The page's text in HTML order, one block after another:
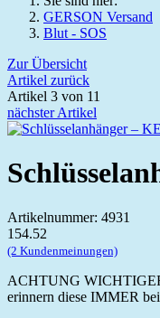
GERSON Versand
Blut - SOS
Zur Übersicht
Artikel zurück
Artikel 3 von 11
nächster Artikel
Artikelnummer: 4931
1 54.52
(2 Kundenmeinungen)
ACHTUNG
erinnern diese IMMER